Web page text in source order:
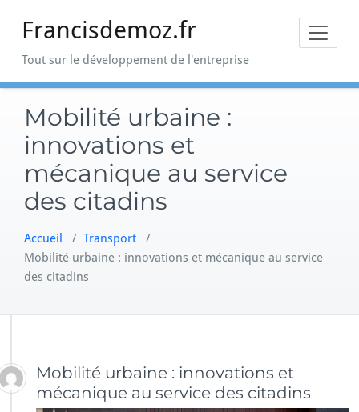
Francisdemoz.fr
Tout sur le développement de l'entreprise
Mobilité urbaine :
innovations et
mécanique au service
des citadins
Accueil / Transport /
Mobilité urbaine : innovations et mécanique au service
des citadins
Mobilité urbaine : innovations et
mécanique au service des citadins